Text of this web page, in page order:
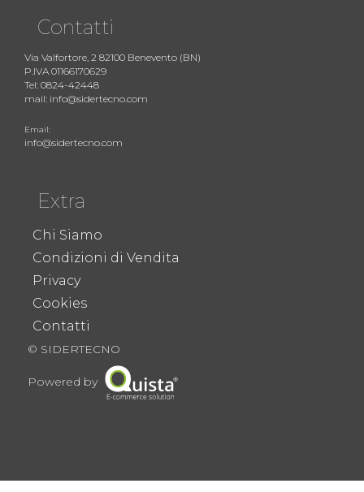
Contatti
Via Valfortore, 2 82100 Benevento (BN)
P.IVA 01166170629
Tel: 0824-42448
mail: info@sidertecno.com
Email:
info@sidertecno.com
Extra
Chi Siamo
Condizioni di Vendita
Privacy
Cookies
Contatti
© SIDERTECNO
Powered by